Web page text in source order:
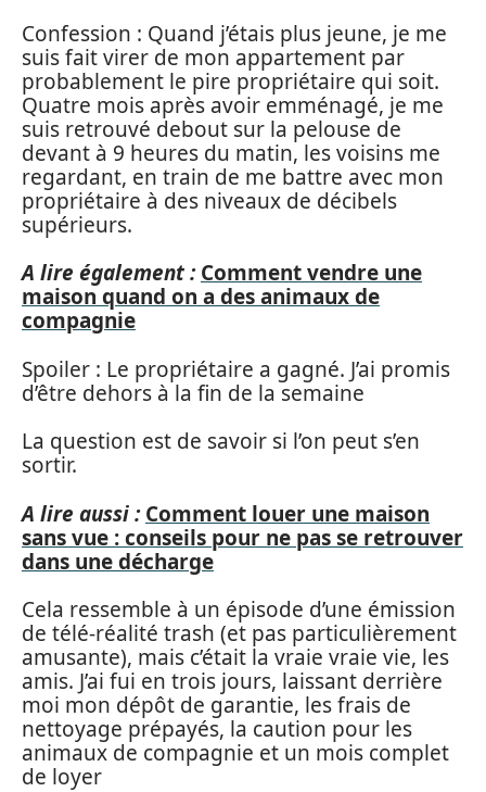
Confession : Quand j’étais plus jeune, je me
suis fait virer de mon appartement par
probablement le pire propriétaire qui soit.
Quatre mois après avoir emménagé, je me
suis retrouvé debout sur la pelouse de
devant à 9 heures du matin, les voisins me
regardant, en train de me battre avec mon
propriétaire à des niveaux de décibels
supérieurs.
A lire également : Comment vendre une
maison quand on a des animaux de
compagnie
Spoiler : Le propriétaire a gagné. J’ai promis
d’être dehors à la fin de la semaine
La question est de savoir si l’on peut s’en
sortir.
A lire aussi : Comment louer une maison
sans vue : conseils pour ne pas se retrouver
dans une décharge
Cela ressemble à un épisode d’une émission
de télé-réalité trash (et pas particulièrement
amusante), mais c’était la vraie vraie vie, les
amis. J’ai fui en trois jours, laissant derrière
moi mon dépôt de garantie, les frais de
nettoyage prépayés, la caution pour les
animaux de compagnie et un mois complet
de loyer